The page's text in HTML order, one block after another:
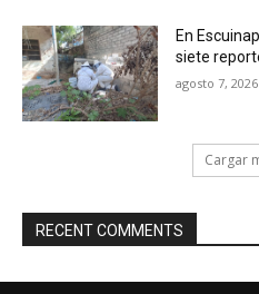
En
siete
agosto 7, 2026
Cargar
RECENT COMMENTS